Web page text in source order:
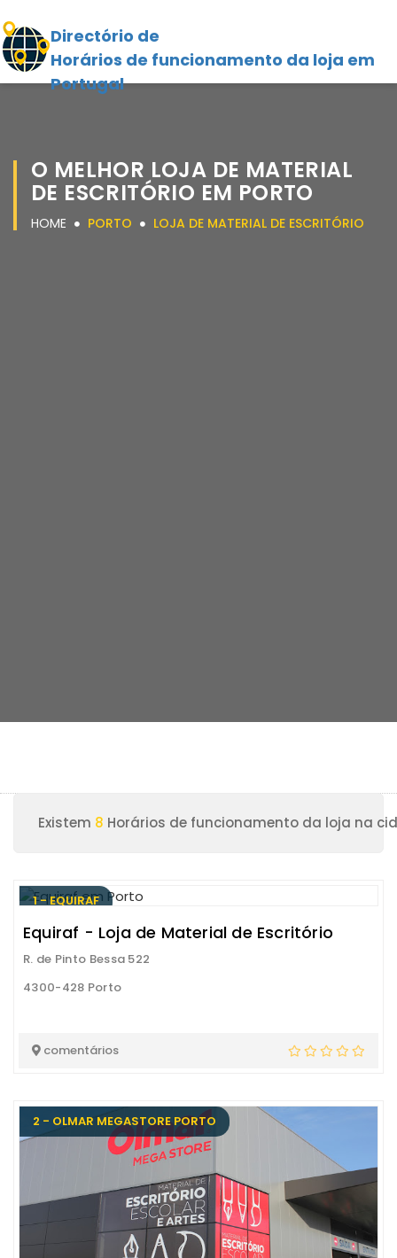
Directório de
Horários de funcionamento da loja em
Portugal
O MELHOR LOJA DE MATERIAL
DE ESCRITÓRIO EM PORTO
HOME PORTO LOJA DE MATERIAL DE ESCRITÓRIO
Existem 8 Horários de funcionamento da loja na
1 - EQUIRAF
Equiraf - Loja de Material de Escritório
R. de Pinto Bessa 522
4300-428 Porto
comentários
2 - OLMAR MEGASTORE PORTO